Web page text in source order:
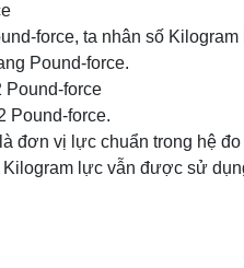
force, ta nhân số
Pound-force.
Pound-force
Pound-force.
đơn vị lực chuẩn trong hệ
lực vẫn được sử